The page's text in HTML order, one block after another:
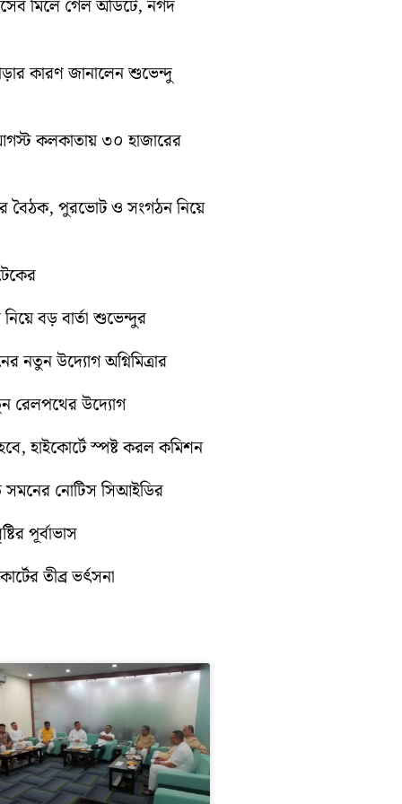
মিলে গেল অডিটে, নগদ
কারণ জানালেন শুভেন্দু
কলকাতায় ৩০ হাজারের
বৈঠক, পুরভোট ও সংগঠন নিয়ে
বড় বার্তা শুভেন্দুর
নতুন উদ্যোগ অগ্নিমিত্রার
রেলপথের উদ্যোগ
হাইকোর্টে স্পষ্ট করল কমিশন
সমনের নোটিস সিআইডির
পূর্বাভাস
তীব্র ভর্ৎসনা